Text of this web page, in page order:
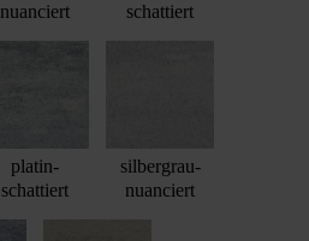
nuanciert
schattiert
platin-
schattiert
silbergrau-
nuanciert